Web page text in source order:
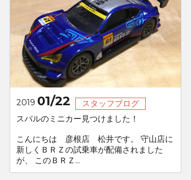
2019 01/22
スタッフブログ
スバルのミニカー見つけました！
こんにちは 彦根店 松井です。 守山店に
新しくＢＲＺの試乗車が配備されました
が、 このＢＲＺ...